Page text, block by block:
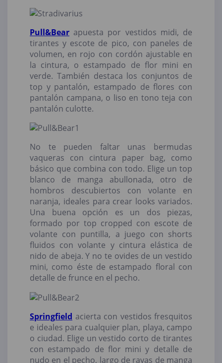
Pull&Bear apuesta por vestidos midi, de
tirantes y escote de pico, con paneles de
volumen, en rojo con cordón ajustable en
la cintura, o estampado de flor mini en
verde. También destaca los conjuntos de
top y pantalón, estampado de flores con
pantalón campana, o liso en tono teja con
pantalón culotte.
No te pueden faltar unas bermudas
vaqueras con cintura paper bag, como
básico que combina con todo. Elige un top
blanco de manga abullonada, otro de
hombros descubiertos con volante en
naranja, ideales para crear looks variados.
Una buena opción es un dos piezas,
formado por top cropped con escote de
volante con puntilla, a juego con shorts
fluidos con volante y cintura elástica de
nido de abeja. Y no te ovides de un vestido
mini, como éste de estampado floral con
detalle de frunce en el pecho.
Springfield acierta con vestidos fresquitos
e ideales para cualquier plan, playa, campo
o ciudad. Elige un vestido corto de tirantes
con estampado de flor mini y detalle de
nudo en el pecho, largo de rayas de manga